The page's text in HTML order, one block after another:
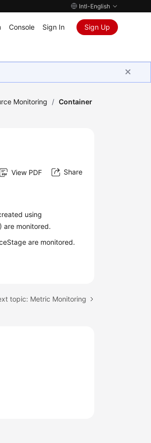
Intl-English
Console Sign In Sign Up
Monitoring / Container
View PDF Share
using
are monitored.
are monitored.
topic: Metric Monitoring